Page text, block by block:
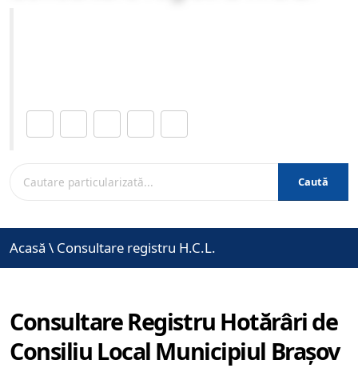
Caută
Acasă \ Consultare registru H.C.L.
Consultare Registru Hotărâri de
Consiliu Local Municipiul Brașov